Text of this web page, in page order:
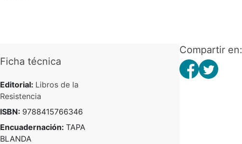
Ficha técnica
Editorial: Libros de la
Resistencia
ISBN: 9788415766346
Encuadernación: TAPA
BLANDA
Compartir en: